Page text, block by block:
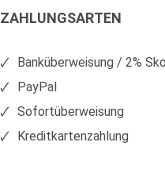
ZAHLUNGSARTEN
Banküberweisung / 2%
PayPal
Sofortüberweisung
Kreditkartenzahlung